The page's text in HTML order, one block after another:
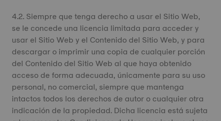
4.2. Siempre que tenga derecho a usar el Sitio Web,
se le concede una licencia limitada para acceder y
usar el Sitio Web y el Contenido del Sitio Web, y para
descargar o imprimir una copia de cualquier porción
del Contenido del Sitio Web al que haya obtenido
acceso de forma adecuada, únicamente para su uso
personal, no comercial, siempre que mantenga
intactos todos los derechos de autor o cualquier otra
indicación de la propiedad. Dicha licencia está sujeta